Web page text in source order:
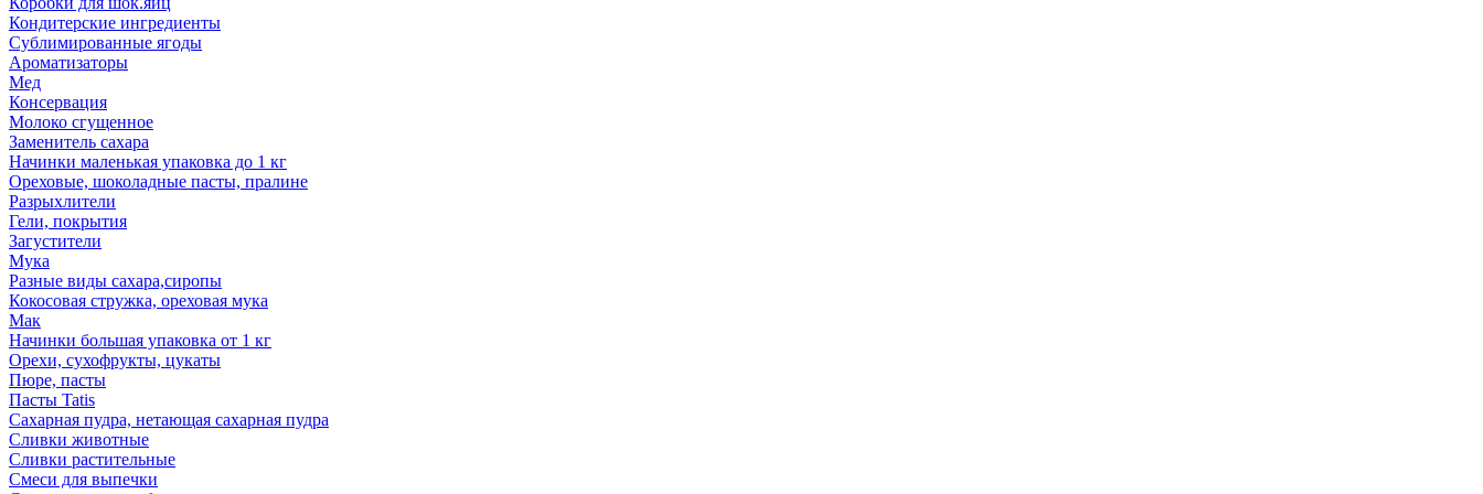
Кондитерские ингредиенты
Сублимированные ягоды
Ароматизаторы
Мед
Консервация
Молоко сгущенное
Заменитель сахара
Начинки маленькая упаковка до 1 кг
Ореховые, шоколадные пасты, пралине
Разрыхлители
Гели, покрытия
Загустители
Мука
Разные виды сахара,сиропы
Кокосовая стружка, ореховая мука
Мак
Начинки большая упаковка от 1 кг
Орехи, сухофрукты, цукаты
Пюре, пасты
Пасты Tatis
Сахарная пудра, нетающая сахарная пудра
Сливки животные
Сливки растительные
Смеси для выпечки